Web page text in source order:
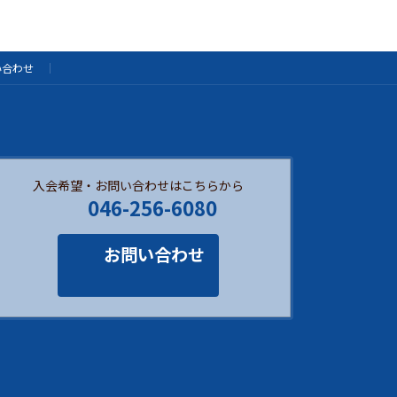
わせ
入会希望・お問い合わせはこちらから
046-256-6080
お問い合わせ